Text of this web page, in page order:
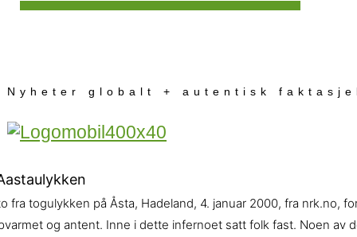
Nyheter globalt + autentisk
fra togulykken på Åsta, Hadeland, 4. januar 2000, fra
og antent. Inne i dette infernoet satt folk fast. Noen